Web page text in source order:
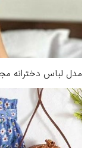
مدل لباس دخترانه